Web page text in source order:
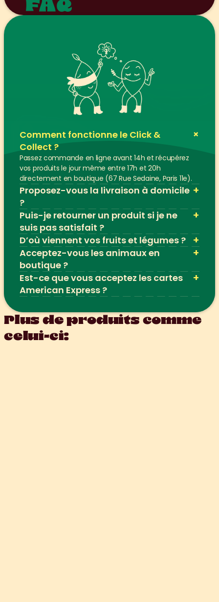
Comment fonctionne le Click &
Collect ?
+
Passez commande en ligne avant 14h et récupérez
vos produits le jour même entre 17h et 20h
directement en boutique (67 Rue Sedaine, Paris 11e).
Proposez-vous la livraison à domicile
?
+
Puis-je retourner un produit si je ne
suis pas satisfait ?
+
D’où viennent vos fruits et légumes ? +
Acceptez-vous les animaux en
boutique ?
+
Est-ce que vous acceptez les cartes
American Express ?
+
FAQ
Plus de produits comme
celui-ci: